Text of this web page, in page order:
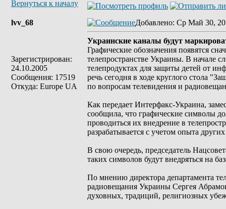
Вернуться к началу
lvv_68
Зарегистрирован:
24.10.2005
Сообщения: 17519
Откуда: Europe UA
Добавлено: Ср Май 30,
Украинские каналы будут
Графические обозначения появятся
телепространстве Украины. В начале
телепродуктах для защиты детей от
речь сегодня в ходе круглого стола
по вопросам телевидения и
Как передает Интерфакс-Украина,
сообщила, что графические символы
проводиться их внедрение в
разрабатывается с учетом опыта
В свою очередь, председатель
таких символов будут внедряться на
По мнению директора департамента
радиовещания Украины Сергея
духовных, традиций, религиозных